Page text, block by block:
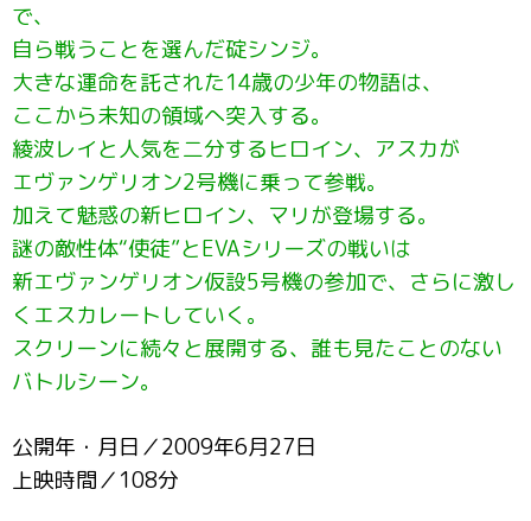
で、
自ら戦うことを選んだ碇シンジ。
大きな運命を託された14歳の少年の物語は、
ここから未知の領域へ突入する。
綾波レイと人気を二分するヒロイン、アスカが
エヴァンゲリオン2号機に乗って参戦。
加えて魅惑の新ヒロイン、マリが登場する。
謎の敵性体“使徒”とEVAシリーズの戦いは
新エヴァンゲリオン仮設5号機の参加で、さらに激し
くエスカレートしていく。
スクリーンに続々と展開する、誰も見たことのない
バトルシーン。
公開年・月日／2009年6月27日
上映時間／108分